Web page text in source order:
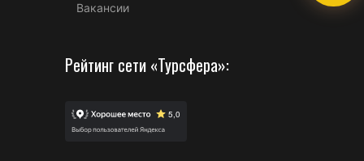
Вакансии
Рейтинг сети «Турсфера»: